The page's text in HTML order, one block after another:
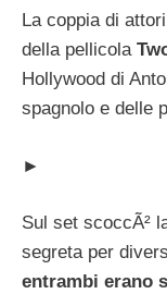
La coppia di
della pellicola
Hollywood di
spagnolo e delle
►
Sul set scoccÃ²
segreta per
entrambi erano